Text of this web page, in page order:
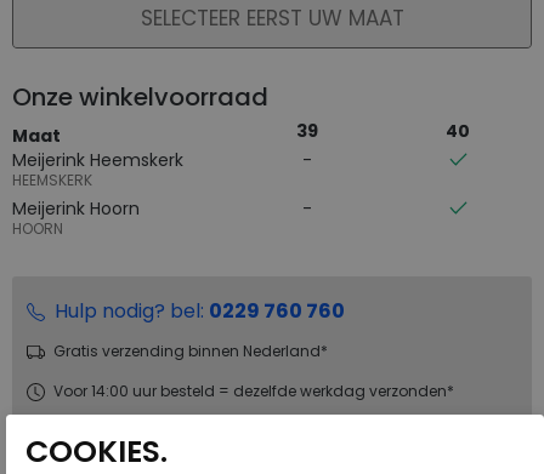
PLAATS IN WINKELMAND
SELECTEER EERST UW MAAT
Onze winkelvoorraad
Maat 39
40
Meijerink Heemskerk
HEEMSKERK
Meijerink Hoorn
HOORN
Hulp nodig? bel: 0229 760 760
Gratis verzending binnen Nederland*
Voor 14:00 uur besteld = dezelfde werkdag verzonden*
COOKIES.